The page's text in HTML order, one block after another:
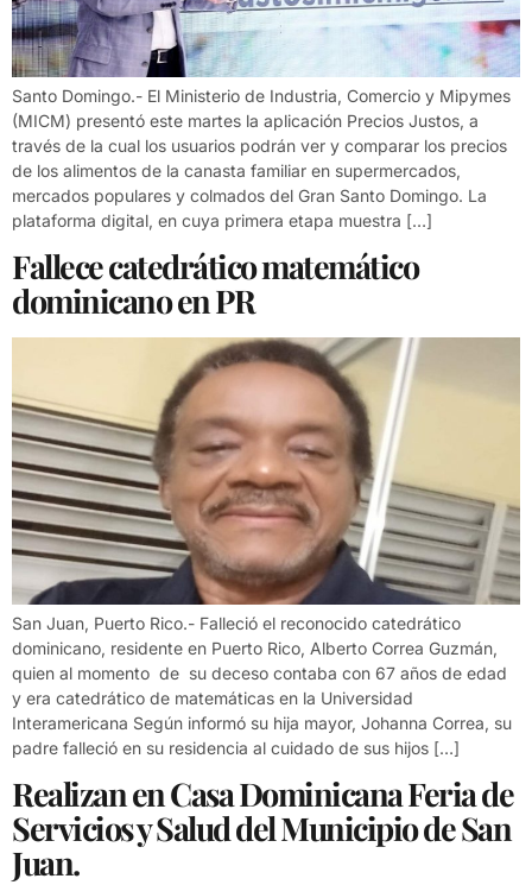
Santo Domingo.- El Ministerio de Industria, Comercio y Mipymes
(MICM) presentó este martes la aplicación Precios Justos, a
través de la cual los usuarios podrán ver y comparar los precios
de los alimentos de la canasta familiar en supermercados,
mercados populares y colmados del Gran Santo Domingo. La
plataforma digital, en cuya primera etapa muestra […]
Fallece catedrático matemático
dominicano en PR
San Juan, Puerto Rico.- Falleció el reconocido catedrático
dominicano, residente en Puerto Rico, Alberto Correa Guzmán,
quien al momento de su deceso contaba con 67 años de edad
y era catedrático de matemáticas en la Universidad
Interamericana Según informó su hija mayor, Johanna Correa, su
padre falleció en su residencia al cuidado de sus hijos […]
Realizan en Casa Dominicana Feria de
Servicios y Salud del Municipio de San
Juan.